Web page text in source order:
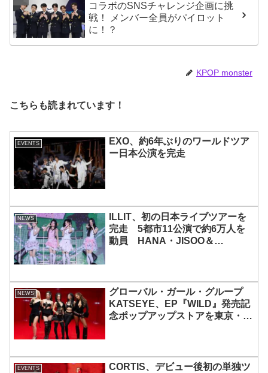
コラボのSNSチャレンジ企画に挑
戦！ メンバー全員がパイロット
に！？
KPOP monster
こちらも読まれています！
EVENTS
EXO、約6年ぶりのワールドツア
ー日本公演を完走
NEWS
ILLIT、初の日本ライブツアーを
完走 5都市11公演で約6万人を
動員 HANA・JISOO＆
NEWS
グローバル・ガール・グループ
KATSEYE、EP『WILD』発売記
念ポップアップストアを東京・原
EVENTS
CORTIS、デビュー後初の単独ツ